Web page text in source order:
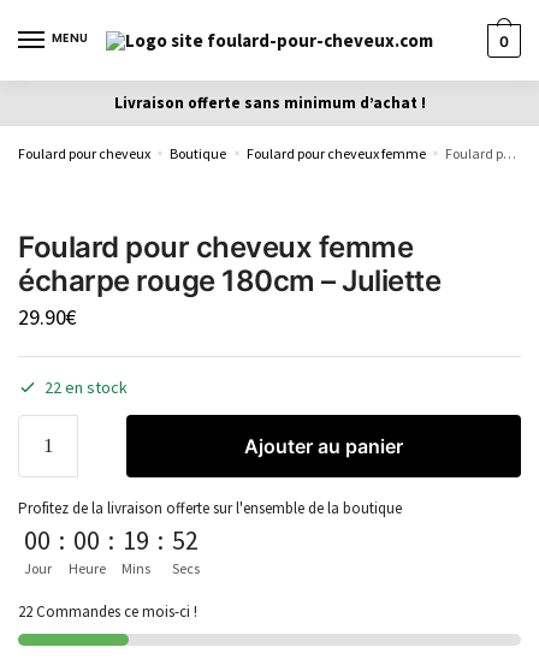
MENU 0
Livraison offerte sans minimum d’achat !
Foulard pour cheveux » Boutique » Foulard pour cheveux femme » Foulard pour cheveux femme écharpe rouge 180cm – Juliette
Foulard pour cheveux femme
écharpe rouge 180cm – Juliette
29.90€
22 en stock
Ajouter au panier
Profitez de la livraison offerte sur l'ensemble de la boutique
00
Jour
: 00
Heure
: 19
Mins
: 52
Secs
22 Commandes ce mois-ci !